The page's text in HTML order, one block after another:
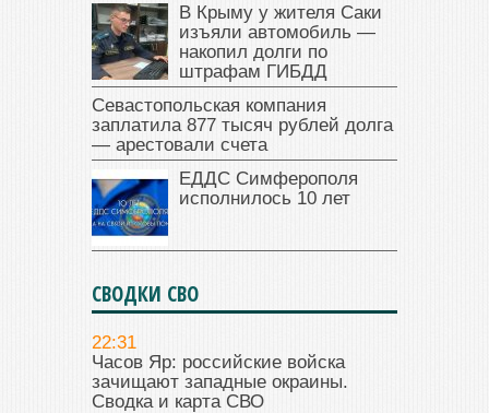
В Крыму у жителя Саки
изъяли автомобиль —
накопил долги по
штрафам ГИБДД
Севастопольская компания
заплатила 877 тысяч рублей долга
— арестовали счета
ЕДДС Симферополя
исполнилось 10 лет
СВОДКИ СВО
22:31
Часов Яр: российские войска
зачищают западные окраины.
Сводка и карта СВО